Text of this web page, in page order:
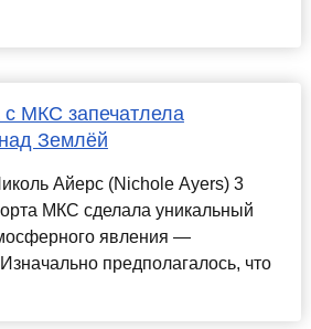
с МКС запечатлела
Землёй
Айерс (Nichole Ayers) 3
МКС сделала уникальный
явления —
Изначально предполагалось, что